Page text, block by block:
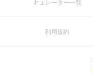
キュレーター一覧
利用規約